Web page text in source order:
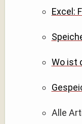
Excel:
Wo ist
Alle